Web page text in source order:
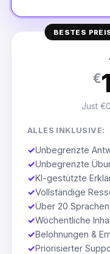
BESTES
€
Just
ALLES INKLUSIVE:
✓Unbegrenzte
✓Unbegrenzte
✓KI-gestützte
✓Vollständige
✓Über 20 Sprachen
✓Wöchentliche
✓Belohnungen &
✓Priorisierter